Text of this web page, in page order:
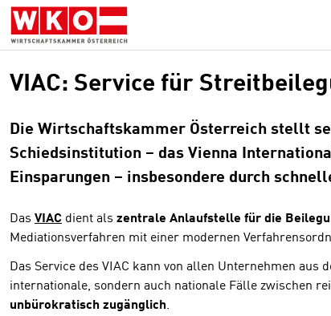
Zum
Inhalt
springen
Zur
Hauptnavigation
springen
Zum
Footer
springen
VIAC: Service für
Die Wirtschaftskammer Österreich stellt
Schiedsinstitution – das Vienna
Einsparungen – insbesondere durch
Das VIAC dient als zentrale Anlaufstelle für die
Mediationsverfahren mit einer modernen
Das Service des VIAC kann von allen Unternehmen
internationale, sondern auch nationale Fälle zwischen
unbürokratisch zugänglich.